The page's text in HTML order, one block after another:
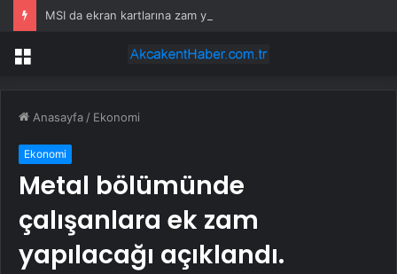
Menü
Anasayfa / Ekonomi
Ekonomi
Metal bölümünde
çalışanlara ek zam
yapılacağı açıklandı.